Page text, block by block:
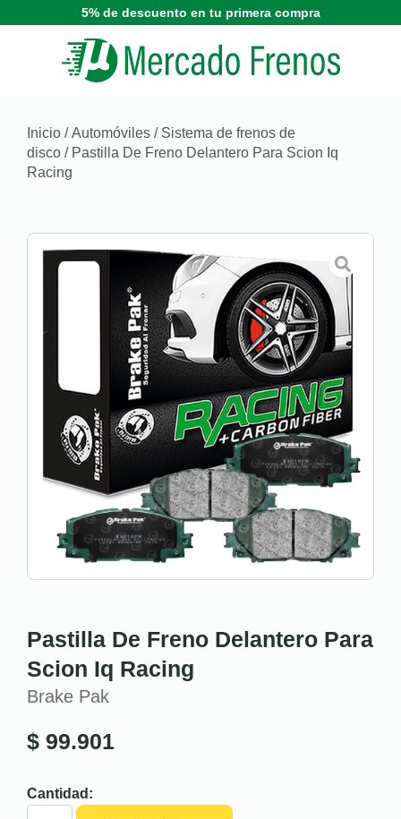
5% de descuento en tu primera compra
Inicio /Automóviles / Sistema de frenos de
disco / Pastilla De Freno Delantero Para Scion Iq
Racing
Pastilla De Freno Delantero Para
Scion Iq Racing
Brake Pak
$ 99.901
Cantidad: